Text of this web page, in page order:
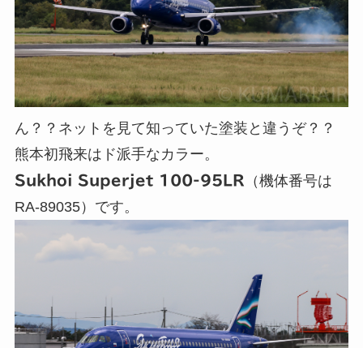
ん？？ネットを見て知っていた塗装と違うぞ？？
熊本初飛来はド派手なカラー。
Sukhoi Superjet 100-95LR
（機体番号は
RA-89035）です。